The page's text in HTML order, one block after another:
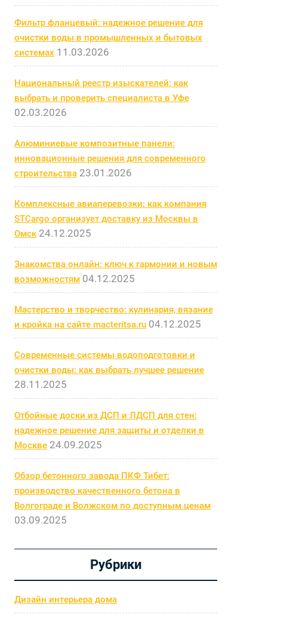
Фильтр фланцевый: надежное решение для
очистки воды в промышленных и бытовых
системах 11.03.2026
Национальный реестр изыскателей: как
выбрать и проверить специалиста в Уфе
02.03.2026
Алюминиевые композитные панели:
инновационные решения для современного
строительства 23.01.2026
Комплексные авиаперевозки: как компания
STCargo организует доставку из Москвы в
Омск 24.12.2025
Знакомства онлайн: ключ к гармонии и новым
возможностям 04.12.2025
Мастерство и творчество: кулинария, вязание
и кройка на сайте macteritsa.ru 04.12.2025
Современные системы водоподготовки и
очистки воды: как выбрать лучшее решение
28.11.2025
Отбойные доски из ДСП и ЛДСП для стен:
надежное решение для защиты и отделки в
Москве 24.09.2025
Обзор бетонного завода ПКФ Тибет:
производство качественного бетона в
Волгограде и Волжском по доступным ценам
03.09.2025
Рубрики
Дизайн интерьера дома